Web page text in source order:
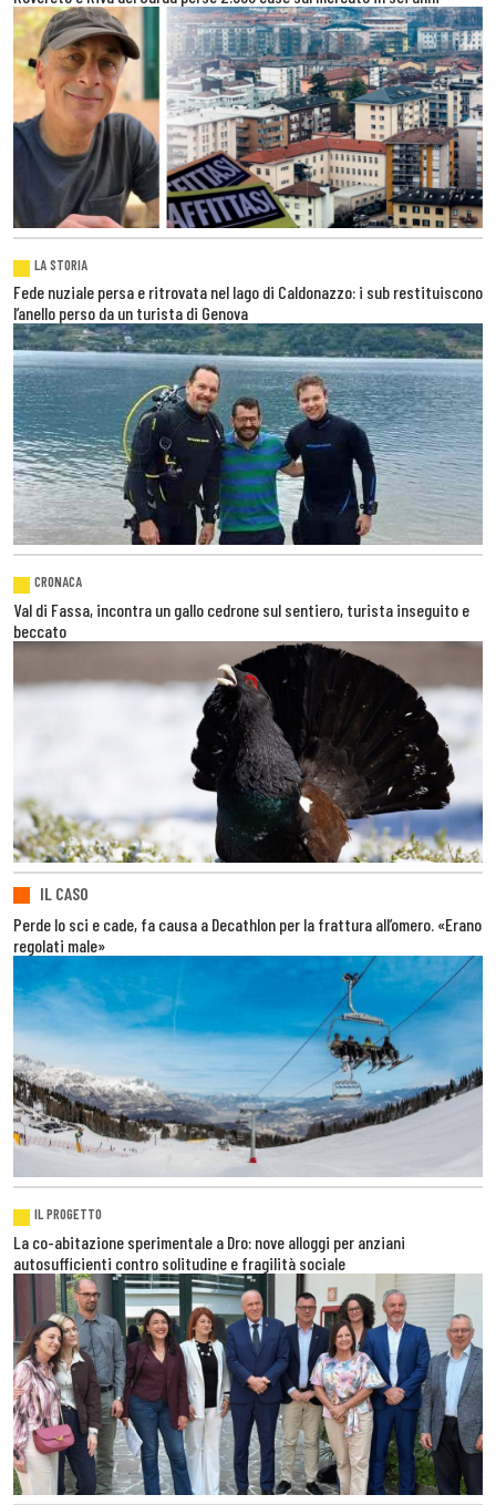
LA STORIA
Fede nuziale persa e ritrovata nel lago di Caldonazzo: i sub restituiscono
l’anello perso da un turista di Genova
CRONACA
Val di Fassa, incontra un gallo cedrone sul sentiero, turista inseguito e
beccato
IL CASO
Perde lo sci e cade, fa causa a Decathlon per la frattura all’omero. «Erano
regolati male»
IL PROGETTO
La co-abitazione sperimentale a Dro: nove alloggi per anziani
autosufficienti contro solitudine e fragilità sociale